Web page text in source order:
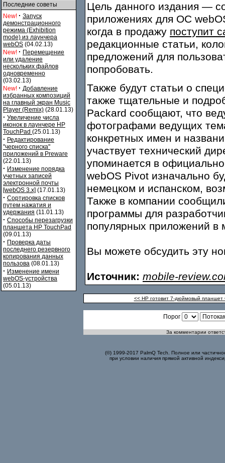
Последние советы
New! · Запуск
демонстрационного
режима (Exhibition
mode) из лаунчера
webOS (04.02.13)
New! · Перемещение
или удаление
нескольких файлов
одновременно
(03.02.13)
New! · Добавление
избранных композиций
на главный экран Music
Player (Remix) (28.01.13)
· Увеличение числа
иконок в лаунчере HP
TouchPad (25.01.13)
· Редактирование
"черного списка"
приложений в Preware
(22.01.13)
· Изменение порядка
учетных записей
электронной почты
[webOS 3.x] (17.01.13)
· Сортировка списков
путем нажатия и
удержания (11.01.13)
· Способы перезагрузки
планшета HP TouchPad
(09.01.13)
· Проверка даты
последнего резервного
копирования данных
пользова (08.01.13)
· Изменение имени
webOS-устройства
(05.01.13)
Цель данного издания —
приложениях для ОС
когда в продажу поступит
редакционные статьи,
предложений для
попробовать.
Также будут статьи о
также тщательные и
Packard сообщают, что
фотографами ведущих
конкретных имен и
участвует технический
упоминается в
webOS Pivot изначально
немецком и испанском,
Также в компании
программы для
популярных приложений в
Вы можете обсудить эту
Источник: mobile-
<< HP готовит 7-дюймовый планшет
Порог
За комментарии
(©) 1999-2017 PalmQ Tech. Полное или
при условии наличия прямой активной